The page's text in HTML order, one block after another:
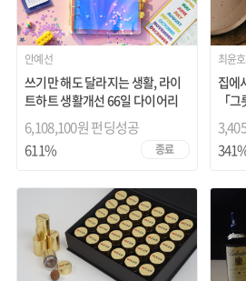
안예선
쓰기만 해도 달라지는 생활, 라이
트하트 생활개선 66일 다이어리
6,108,100원 펀딩성공
종료
611%
최윤호
집에
「